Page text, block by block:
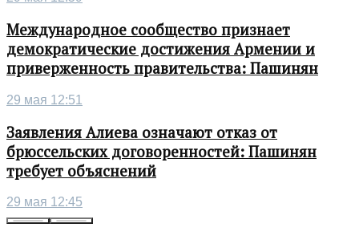
Международное сообщество признает
демократические достижения Армении и
приверженность правительства: Пашинян
29 мая 12:51
Заявления Алиева означают отказ от
брюссельских договоренностей: Пашинян
требует объяснений
29 мая 12:45